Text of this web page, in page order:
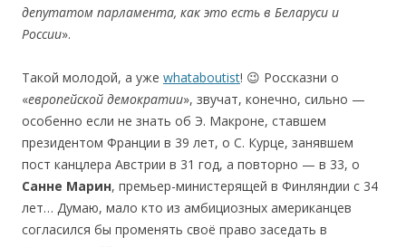
депутатом парламента, как это есть в Беларуси и
России».
Такой молодой, а уже whataboutist! 😉 Россказни о
«европейской демократии», звучат, конечно, сильно —
особенно если не знать об Э. Макроне, ставшем
президентом Франции в 39 лет, о С. Курце, занявшем
пост канцлера Австрии в 31 год, а повторно — в 33, о
Санне Марин, премьер-министерящей в Финляндии с 34
лет… Думаю, мало кто из амбициозных американцев
согласился бы променять своё право заседать в